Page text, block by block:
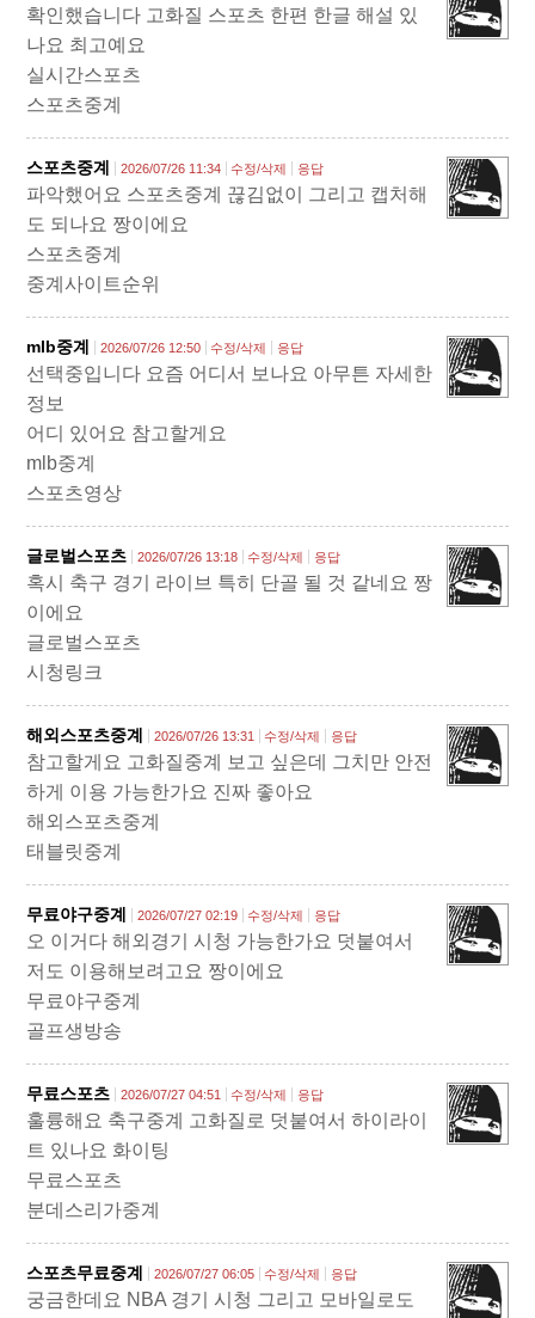
확인했습니다 고화질 스포츠 한편 한글 해설 있
나요 최고예요
실시간스포츠
스포츠중계
스포츠중계 2026/07/26 11:34 수정/삭제 응답
파악했어요 스포츠중계 끊김없이 그리고 캡처해
도 되나요 짱이에요
스포츠중계
중계사이트순위
mlb중계 2026/07/26 12:50 수정/삭제 응답
선택중입니다 요즘 어디서 보나요 아무튼 자세한
정보
어디 있어요 참고할게요
mlb중계
스포츠영상
글로벌스포츠 2026/07/26 13:18 수정/삭제 응답
혹시 축구 경기 라이브 특히 단골 될 것 같네요 짱
이에요
글로벌스포츠
시청링크
해외스포츠중계 2026/07/26 13:31 수정/삭제 응답
참고할게요 고화질중계 보고 싶은데 그치만 안전
하게 이용 가능한가요 진짜 좋아요
해외스포츠중계
태블릿중계
무료야구중계 2026/07/27 02:19 수정/삭제 응답
오 이거다 해외경기 시청 가능한가요 덧붙여서
저도 이용해보려고요 짱이에요
무료야구중계
골프생방송
무료스포츠 2026/07/27 04:51 수정/삭제 응답
훌륭해요 축구중계 고화질로 덧붙여서 하이라이
트 있나요 화이팅
무료스포츠
분데스리가중계
스포츠무료중계 2026/07/27 06:05 수정/삭제 응답
궁금한데요 NBA 경기 시청 그리고 모바일로도